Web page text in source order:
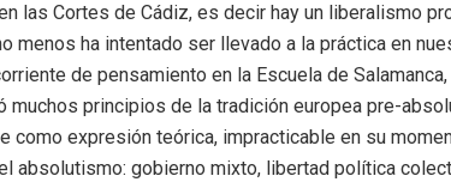
las Cortes de Cádiz, es decir hay un liberalismo
menos ha intentado ser llevado a la práctica en
de pensamiento en la Escuela de
muchos principios de la tradición europea pre-
como expresión teórica, impracticable en su
absolutismo: gobierno mixto, libertad política